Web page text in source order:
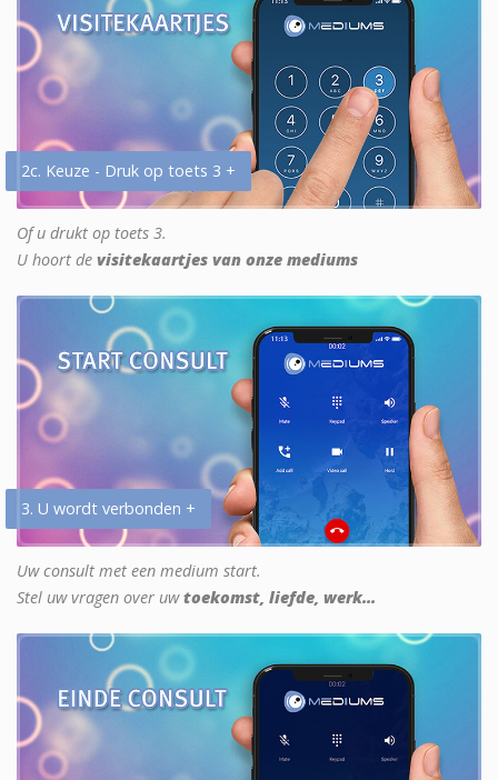
2c. Keuze - Druk op toets 3 +
Of u drukt op toets 3.
U hoort de visitekaartjes van onze mediums
3. U wordt verbonden +
Uw consult met een medium start.
Stel uw vragen over uwtoekomst, liefde, werk...